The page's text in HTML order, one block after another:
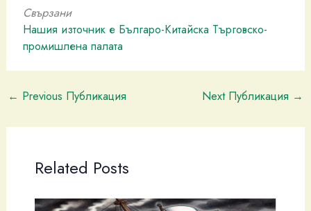
Свързани
Нашия източник е Българо-Китайска Търговско-
промишлена палaта
← Previous Публикация Next Публикация →
Related Posts